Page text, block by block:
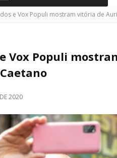
e Vox Populi mostram vitória de
e Vox Populi
2020